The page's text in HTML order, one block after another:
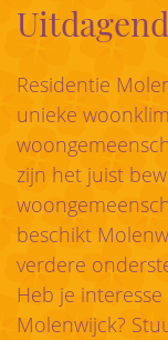
Residentie
unieke
zijn het juist
beschikt
verdere
Heb je
Molenwijck?